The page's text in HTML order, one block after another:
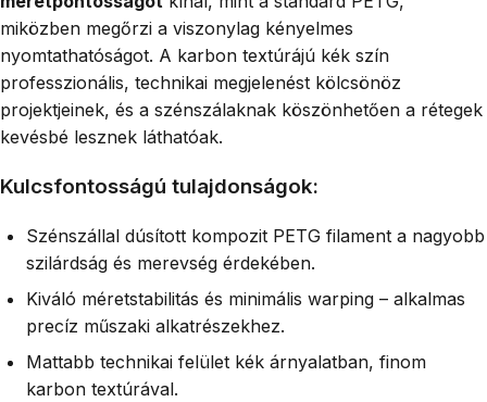
miközben megőrzi a viszonylag kényelmes
nyomtathatóságot. A karbon textúrájú kék szín
professzionális, technikai megjelenést kölcsönöz
projektjeinek, és a szénszálaknak köszönhetően a rétegek
kevésbé lesznek láthatóak.
Kulcsfontosságú tulajdonságok:
Szénszállal dúsított kompozit PETG filament a nagyobb
szilárdság és merevség érdekében.
Kiváló méretstabilitás és minimális warping – alkalmas
precíz műszaki alkatrészekhez.
Mattabb technikai felület kék árnyalatban, finom
karbon textúrával.